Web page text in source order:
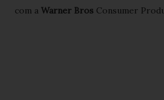
com a Warner Bros Consumer